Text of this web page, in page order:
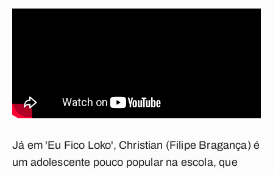
Já em 'Eu Fico Loko', Christian (Filipe Bragança) é
um adolescente pouco popular na escola, que